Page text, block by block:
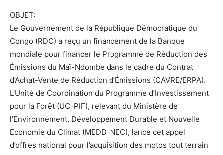
OBJET:
Le Gouvernement de la République Démocratique du
Congo (RDC) a reçu un financement de la Banque
mondiale pour financer le Programme de Réduction des
Émissions du Maï-Ndombe dans le cadre du Contrat
d’Achat-Vente de Réduction d’Émissions (CAVRE/ERPA).
L’Unité de Coordination du Programme d’Investissement
pour la Forêt (UC-PIF), relevant du Ministère de
l’Environnement, Développement Durable et Nouvelle
Economie du Climat (MEDD-NEC), lance cet appel
d’offres national pour l’acquisition des motos tout terrain